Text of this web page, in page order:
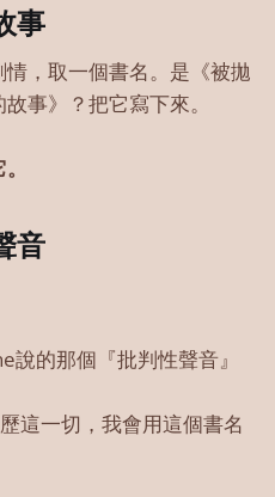
事
，取一個書名。是《被拋
事》？把它寫下來。
音
說的那個『批判性聲音』
這一切，我會用這個書名